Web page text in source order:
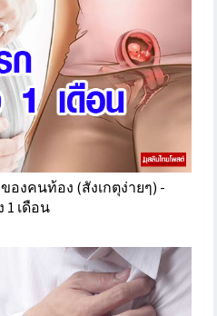
งคนท้อง (สังเกตุง่ายๆ) -
1 เดือน